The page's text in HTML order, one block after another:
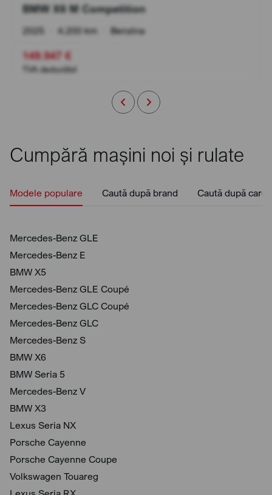
BMW X6 M Competition
2025 4.200 km Benzina
149.947 €
TVA deductibil
Cumpără mașini noi și rulate
Modele populare Caută după brand Caută după
Mercedes-Benz GLE
Mercedes-Benz E
BMW X5
Mercedes-Benz GLE Coupé
Mercedes-Benz GLC Coupé
Mercedes-Benz GLC
Mercedes-Benz S
BMW X6
BMW Seria 5
Mercedes-Benz V
BMW X3
Lexus Seria NX
Porsche Cayenne
Porsche Cayenne Coupe
Volkswagen Touareg